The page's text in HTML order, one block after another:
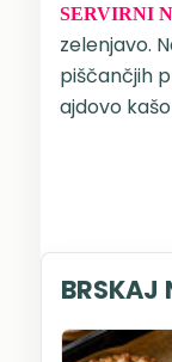
SERVIRNI
zelenjavo.
piščančjih
ajdovo
BRSKAJ